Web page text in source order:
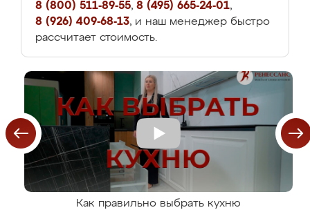
8 (800) 511-89-55, 8 (495) 665-24-01,
8 (926) 409-68-13, и наш менеджер быстро
рассчитает стоимость.
Как правильно выбрать кухню